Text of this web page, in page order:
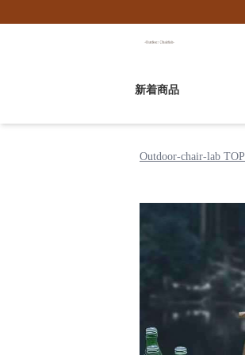
新着商品
Outdoor-chair-lab TOP